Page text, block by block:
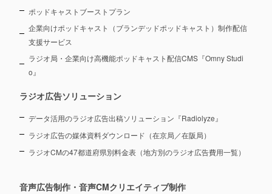
ポッドキャストブーストプラン
企業向けポッドキャスト（ブランデッドポッドキャスト）制作配信
支援サービス
ラジオ局・企業向け高機能ポッドキャスト配信CMS『Omny Studi
o』
ラジオ広告ソリューション
データ活用のラジオ広告出稿ソリューション『Radiolyze』
ラジオ広告の媒体資料ダウンロード（在京局／在阪局）
ラジオCMの47都道府県別料金表（地方別のラジオ広告費用一覧）
音声広告制作・音声CMクリエイティブ制作